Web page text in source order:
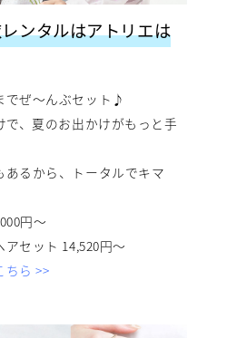
ンタルはアトリエは
でぜ〜んぶセット♪
、夏のお出かけがもっと手
るから、トータルでキマ
円〜
セット 14,520円〜
ちら >>